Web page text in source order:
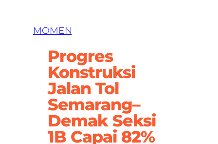
MOMEN
Progres
Konstruksi
Jalan Tol
Semarang–
Demak Seksi
1B Capai 82%